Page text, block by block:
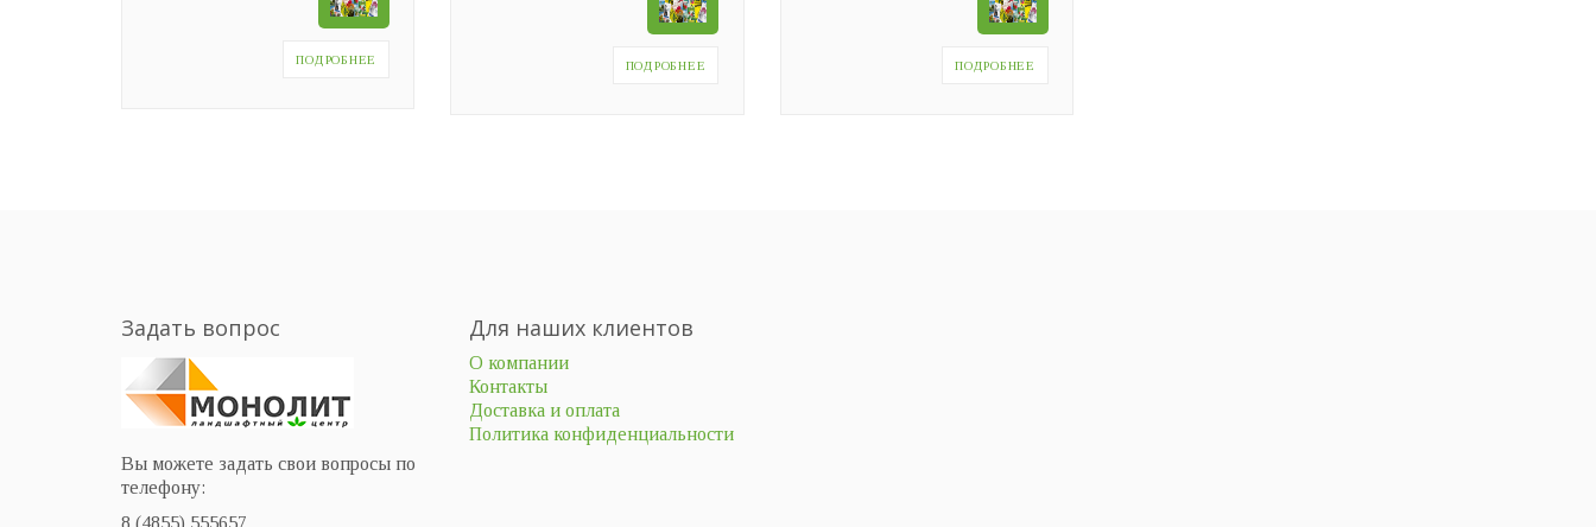
ПОДРОБНЕЕ ПОДРОБНЕЕ ПОДРОБНЕЕ
Задать вопрос
Вы можете задать свои вопросы по
телефону:
8 (4855) 555657
Для наших клиентов
О компании
Контакты
Доставка и оплата
Политика конфиденциальности